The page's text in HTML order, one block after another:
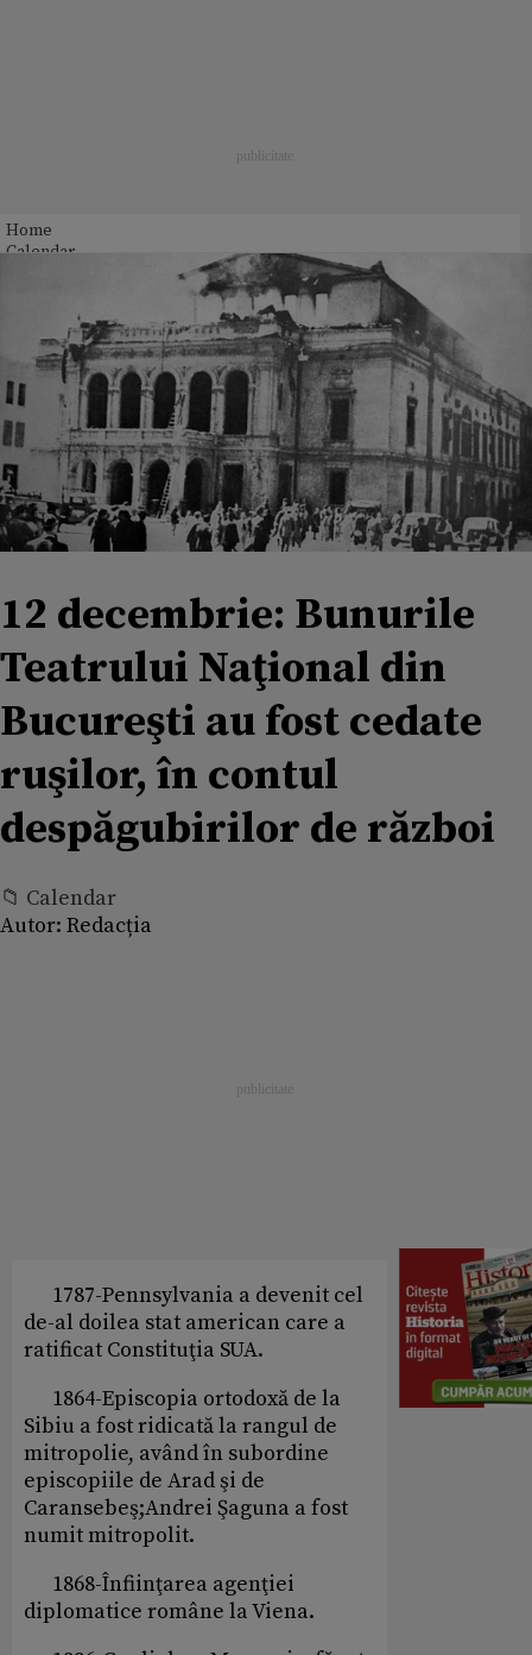
Home
Calendar
12 decembrie: Bunurile
Teatrului Naţional din
Bucureşti au fost cedate
ruşilor, în contul
despăgubirilor de război
📁 Calendar
Autor: Redacția
1787-Pennsylvania a devenit cel
de-al doilea stat american care a
ratificat Constituţia SUA.
1864-Episcopia ortodoxă de la
Sibiu a fost ridicată la rangul de
mitropolie, având în subordine
episcopiile de Arad şi de
Caransebeş;Andrei Şaguna a fost
numit mitropolit.
1868-Înfiinţarea agenţiei
diplomatice române la Viena.